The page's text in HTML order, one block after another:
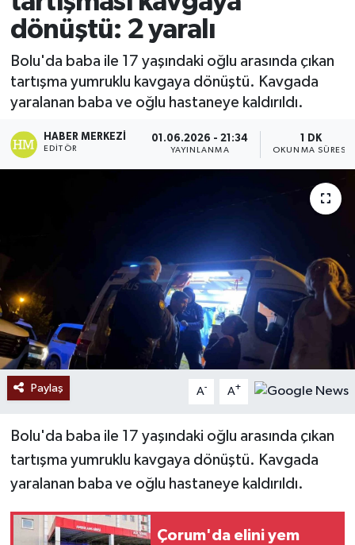
dönüştü: 2 yaralı
Bolu'da baba ile 17 yaşındaki oğlu arasında çıkan
tartışma yumruklu kavgaya dönüştü. Kavgada
yaralanan baba ve oğlu hastaneye kaldırıldı.
HABER MERKEZI
EDITÖR
01.06.2026 - 21:34
YAYINLANMA
1 DK
OKUNMA SÜRESI
Paylaş A- A+
Bolu'da baba ile 17 yaşındaki oğlu arasında çıkan
tartışma yumruklu kavgaya dönüştü. Kavgada
yaralanan baba ve oğlu hastaneye kaldırıldı.
Çorum'da elini yem
Ekonomi
Sağlık
Tokat Haber